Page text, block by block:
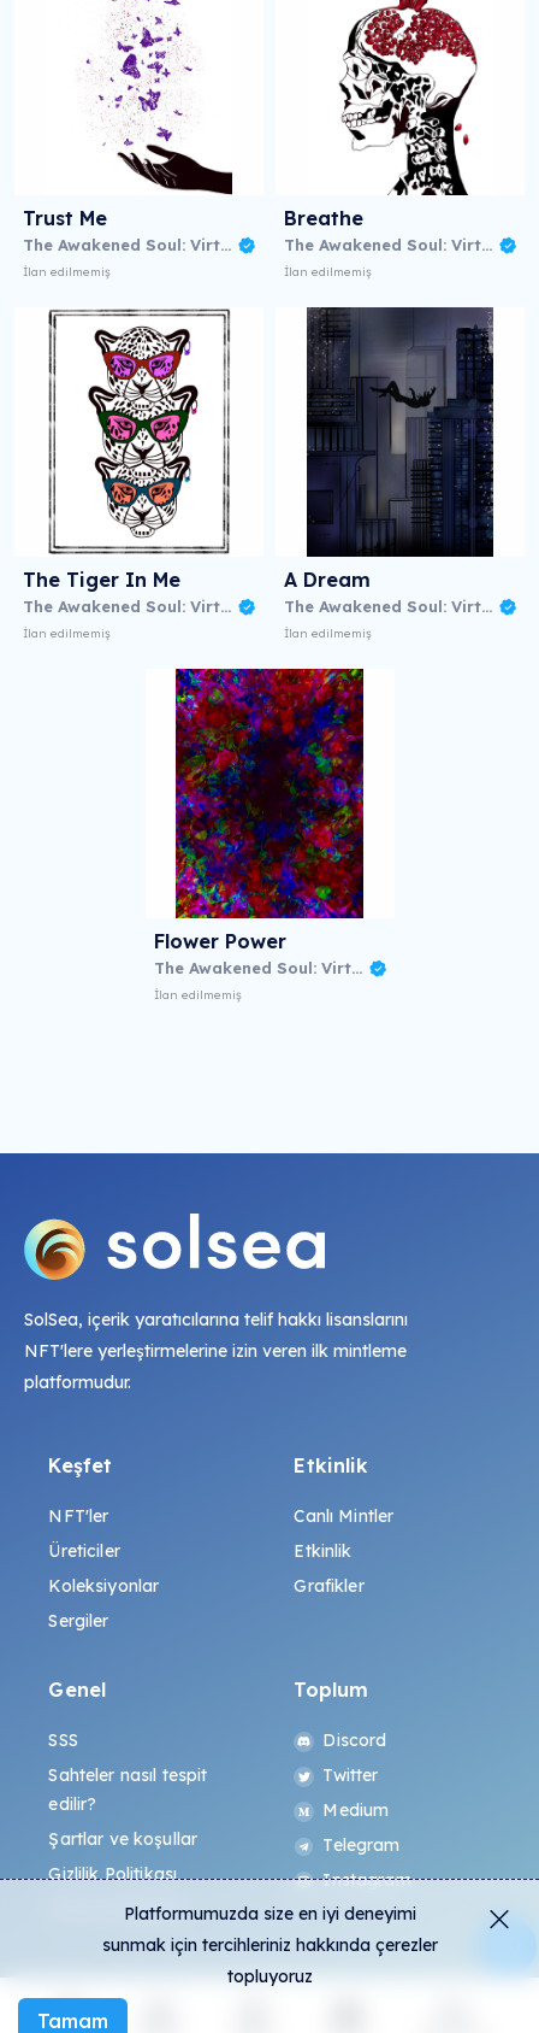
Trust Me
The Awakened Soul: Virtual NFT Exhibition
İlan edilmemiş
Breathe
The Awakened Soul: Virtual NFT Exhibition
İlan edilmemiş
The Tiger In Me
The Awakened Soul: Virtual NFT Exhibition
İlan edilmemiş
A Dream
The Awakened Soul: Virtual NFT Exhibition
İlan edilmemiş
Flower Power
The Awakened Soul: Virtual NFT Exhibition
İlan edilmemiş
SolSea, içerik yaratıcılarına telif hakkı lisanslarını
NFT'lere yerleştirmelerine izin veren ilk mintleme
platformudur.
Keşfet
NFT'ler
Üreticiler
Koleksiyonlar
Sergiler
Etkinlik
Canlı Mintler
Etkinlik
Grafikler
Genel
SSS
Sahteler nasıl tespit
edilir?
Şartlar ve koşullar
Gizlilik Politikası
All-Art Protokolü
Toplum
Discord
Twitter
Medium
Telegram
Instagram
Platformumuzda size en iyi deneyimi
sunmak için tercihleriniz hakkında çerezler
topluyoruz
Tamam